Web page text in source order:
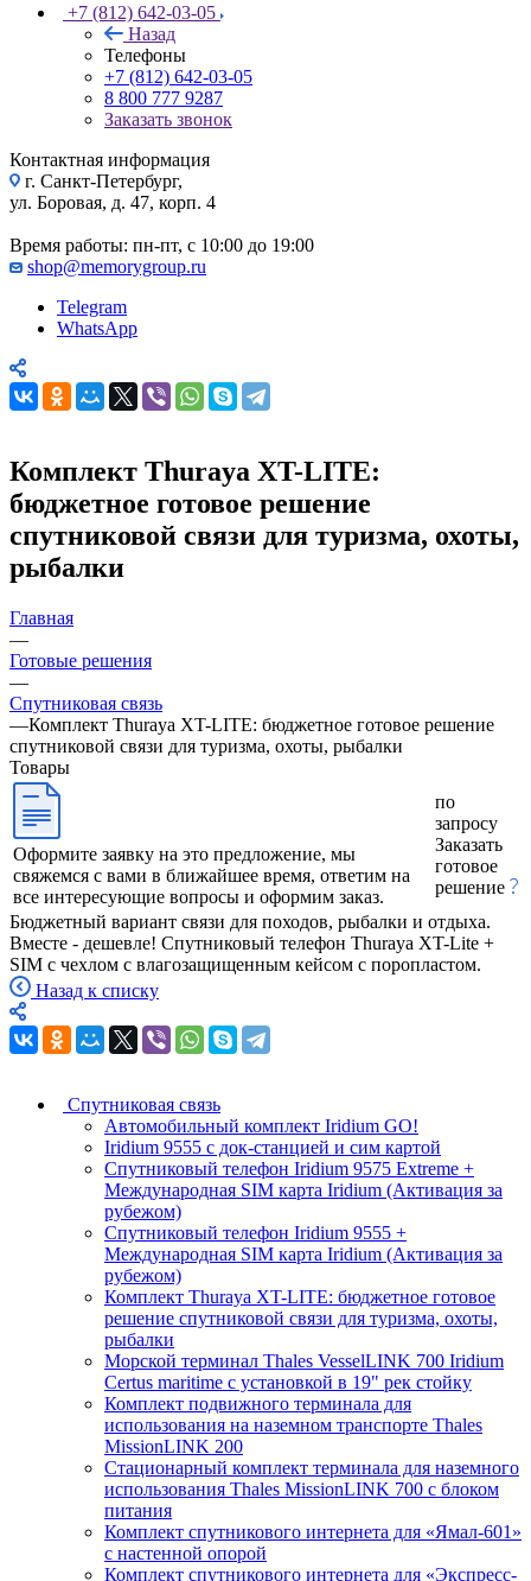
+7 (812) 642-03-05
Назад
Телефоны
+7 (812) 642-03-05
8 800 777 9287
Заказать звонок
Контактная информация
г. Санкт-Петербург,
ул. Боровая, д. 47, корп. 4
Время работы: пн-пт, с 10:00 до 19:00
shop@memorygroup.ru
Telegram
WhatsApp
Комплект Thuraya XT-LITE:
бюджетное готовое решение
спутниковой связи для туризма, охоты,
рыбалки
Главная
—
Готовые решения
—
Спутниковая связь
—Комплект Thuraya XT-LITE: бюджетное готовое решение
спутниковой связи для туризма, охоты, рыбалки
Товары
Оформите заявку на это предложение, мы
свяжемся с вами в ближайшее время, ответим на
все интересующие вопросы и оформим заказ.
по
запросу
Заказать
готовое
решение
Бюджетный вариант связи для походов, рыбалки и отдыха.
Вместе - дешевле! Спутниковый телефон Thuraya XT-Lite +
SIM с чехлом с влагозащищенным кейсом с поропластом.
Назад к списку
Спутниковая связь
Автомобильный комплект Iridium GO!
Iridium 9555 с док-станцией и сим картой
Спутниковый телефон Iridium 9575 Extreme +
Международная SIM карта Iridium (Активация за
рубежом)
Спутниковый телефон Iridium 9555 +
Международная SIM карта Iridium (Активация за
рубежом)
Комплект Thuraya XT-LITE: бюджетное готовое
решение спутниковой связи для туризма, охоты,
рыбалки
Морской терминал Thales VesselLINK 700 Iridium
Certus maritime с установкой в 19" рек стойку
Комплект подвижного терминала для
использования на наземном транспорте Thales
MissionLINK 200
Стационарный комплект терминала для наземного
использования Thales MissionLINK 700 с блоком
питания
Комплект спутникового интернета для «Ямал-601»
с настенной опорой
Комплект спутникового интернета для «Экспресс-